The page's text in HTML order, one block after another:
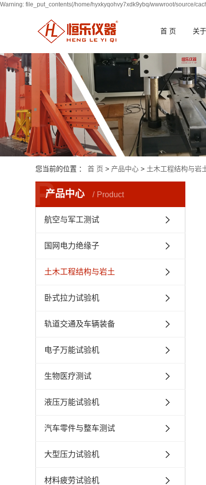
Warning: file_put_contents(/home/hyxkyqohvy7xdk9ybq/wwwroot/source/
首 页 关
您当前的位置 ： 首 页 > 产品中心 > 土木工程结构与岩
产品中心 Product
P
航空与军工测试
国网电力绝缘子
土木工程结构与岩土
卧式拉力试验机
轨道交通及车辆装备
电子万能试验机
生物医疗测试
液压万能试验机
汽车零件与整车测试
大型压力试验机
材料疲劳试验机